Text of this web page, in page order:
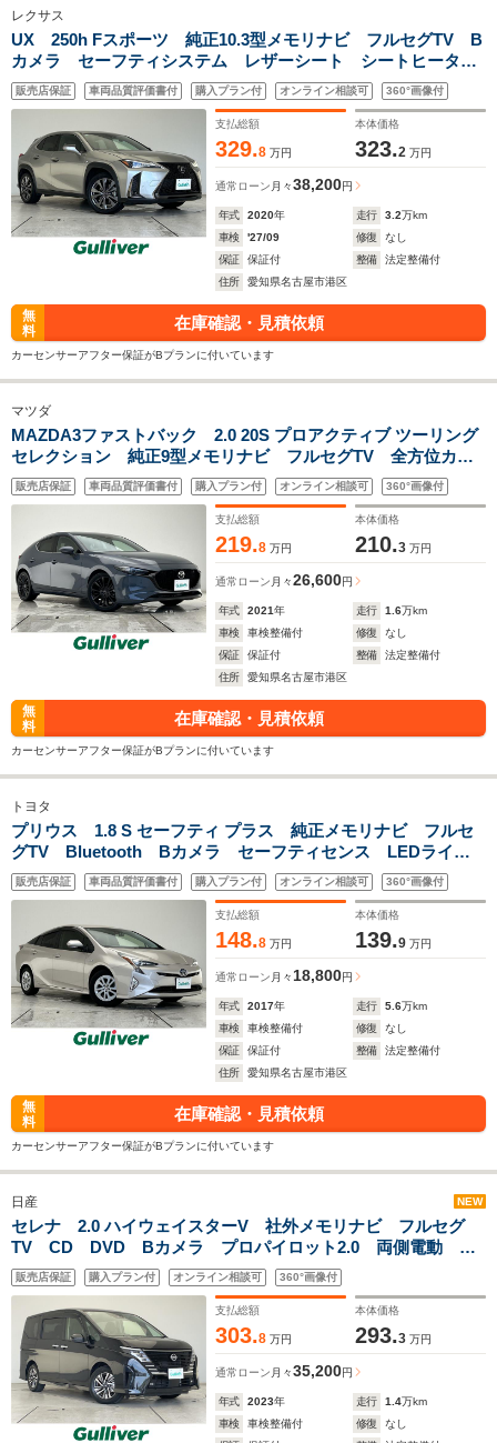
レクサス
UX 250h Fスポーツ 純正10.3型メモリナビ フルセグTV B
カメラ セーフティシステム レザーシート シートヒータ
ー エアシート ステアリングヒーター シートメモリ
BSM パワーバックドア LED HUD 禁煙
販売店保証 車両品質評価書付 購入プラン付 オンライン相談可 360°画像付
支払総額
329.8 万円
本体価格
323.2 万円
通常ローン 月々38,200円
年式 2020年 走行 3.2万km
車検
'27/09 修復
なし
保証
保証付 整備
法定整備付
住所
愛知県名古屋市港区
無
料
在庫確認・見積依頼
カーセンサーアフター保証がBプランに付いています
マツダ
MAZDA3ファストバック 2.0 20S プロアクティブ ツーリング
セレクション 純正9型メモリナビ フルセグTV 全方位カメ
ラ i-ACTIVESENSE シートヒーター ステアリングヒータ
ー パワーシート LED コーナーセンサー レーダークルー
ズ HUD インナーミラー 禁煙
販売店保証 車両品質評価書付 購入プラン付 オンライン相談可 360°画像付
支払総額
219.8 万円
本体価格
210.3 万円
通常ローン 月々26,600円
年式 2021年 走行 1.6万km
車検
車検整備付 修復
なし
保証
保証付 整備
法定整備付
住所
愛知県名古屋市港区
無
料
在庫確認・見積依頼
カーセンサーアフター保証がBプランに付いています
トヨタ
プリウス 1.8 S セーフティ プラス 純正メモリナビ フルセ
グTV Bluetooth Bカメラ セーフティセンス LEDライ
ト オートマチックハイビーム 純正15インチAW コーナー
センサー レーダークルーズ HUD ETC 禁煙
販売店保証 車両品質評価書付 購入プラン付 オンライン相談可 360°画像付
支払総額
148.8 万円
本体価格
139.9 万円
通常ローン 月々 18,800円
年式 2017年 走行 5.6万km
車検
車検整備付 修復
なし
保証
保証付 整備
法定整備付
住所
愛知県名古屋市港区
無
料
在庫確認・見積依頼
カーセンサーアフター保証がBプランに付いています
日産 NEW
セレナ 2.0 ハイウェイスターV 社外メモリナビ フルセグ
TV CD DVD Bカメラ プロパイロット2.0 両側電動 レ
ーダークルーズ パドルシフト BSM リアオートエアコン
ETC スマートキー プッシュスタート 禁煙
販売店保証 購入プラン付 オンライン相談可 360°画像付
支払総額
303.8 万円
本体価格
293.3 万円
通常ローン 月々35,200円
年式 2023年 走行 1.4万km
車検
車検整備付 修復
なし